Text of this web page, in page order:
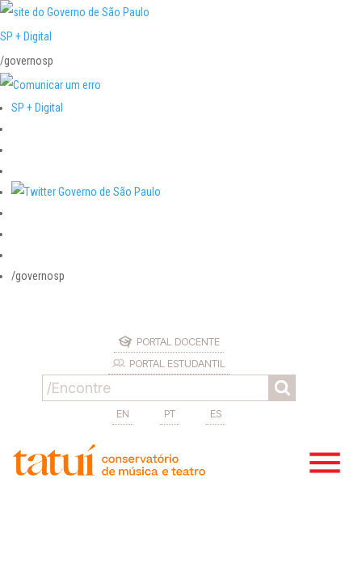
SP + Digital
/governosp
SP + Digital
/governosp
PORTAL DOCENTE
PORTAL ESTUDANTIL
EN PT ES